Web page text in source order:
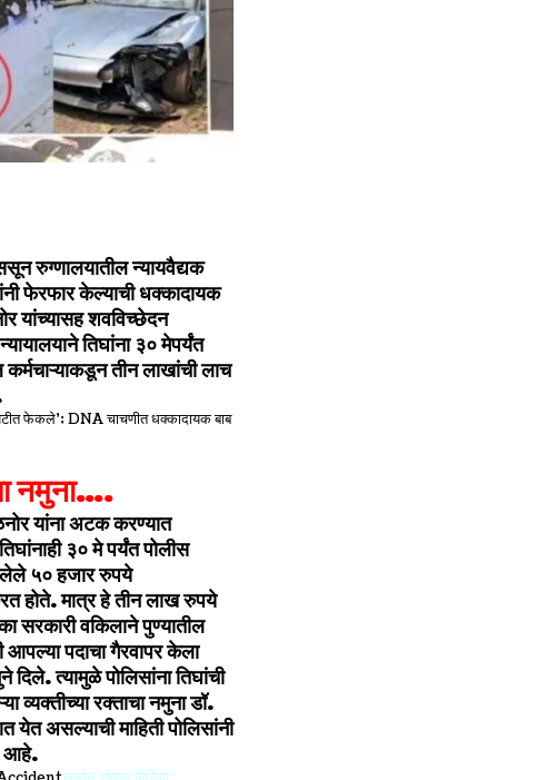
रुग्णालयातील न्यायवैद्यक
फेरफार केल्याची धक्कादायक
यांच्यासह शवविच्छेदन
तिघांना ३० मेपर्यंत
तीन लाखांची लाच
नमुना….
यांना अटक करण्यात
३० मे पर्यंत पोलीस
५० हजार रुपये
होते. मात्र हे तीन लाख रुपये
सरकारी वकिलाने पुण्यातील
पदाचा गैरवापर केला
त्यामुळे पोलिसांना तिघांची
व्यक्तीच्या रक्ताचा नमुना डॉ.
असल्याची माहिती पोलिसांनी
आहे.